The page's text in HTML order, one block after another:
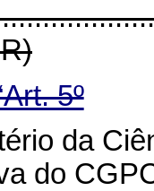
5º
da
do